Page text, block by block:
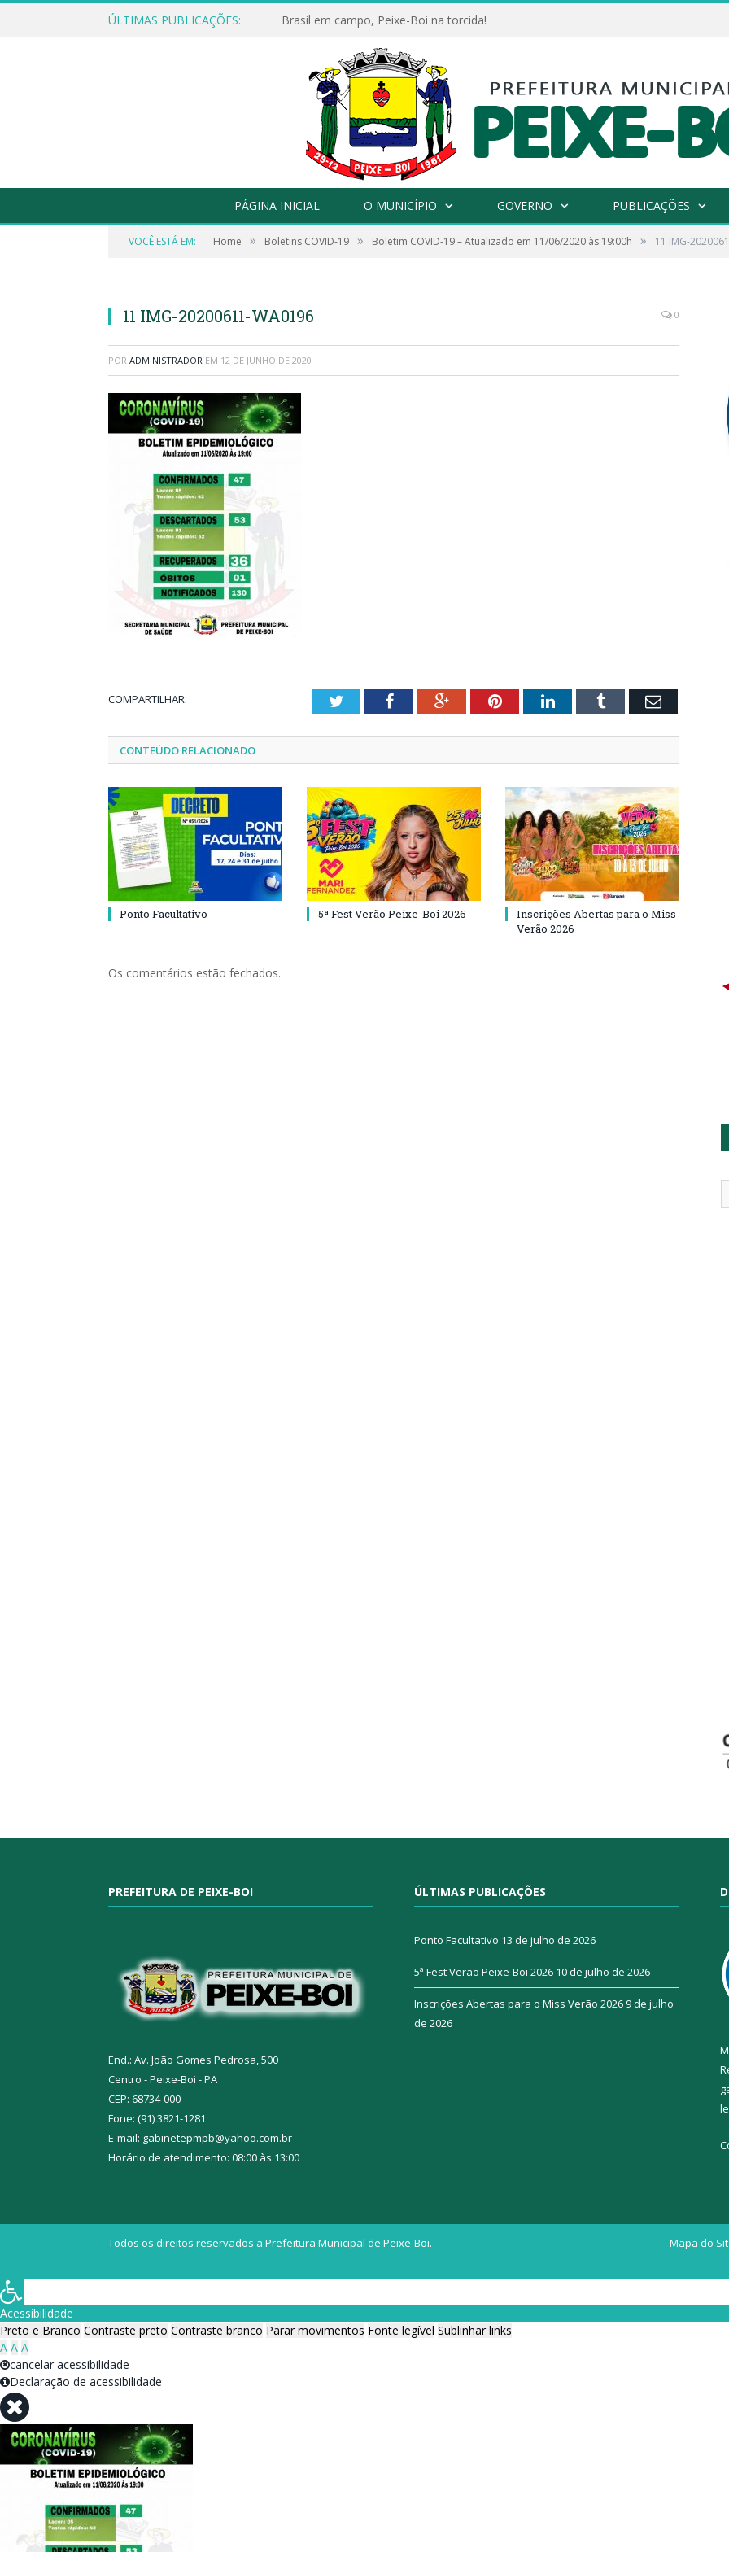
ÚLTIMAS PUBLICAÇÕES: Brasil em campo, Peixe-Boi na torcida!
PÁGINA INICIAL O MUNICÍPIO GOVERNO PUBLICAÇÕES
VOCÊ ESTÁ EM: Home » Boletins COVID-19 » Boletim COVID-19 – Atualizado em 11/06/2020 às 19:00h » 11 IMG-
11 IMG-20200611-WA0196 0
POR ADMINISTRADOR EM 12 DE JUNHO DE 2020
COMPARTILHAR: TwitterFacebookGoogle+PinterestLinkedInTumblr Email
CONTEÚDO RELACIONADO
Ponto Facultativo 5ª Fest Verão Peixe-Boi 2026
Inscrições Abertas para o Miss
Verão 2026
Os comentários estão fechados.
PREFEITURA DE PEIXE-BOI
End.: Av. João Gomes Pedrosa, 500
Centro - Peixe-Boi - PA
CEP: 68734-000
Fone: (91) 3821-1281
E-mail: gabinetepmpb@yahoo.com.br
Horário de atendimento: 08:00 às 13:00
ÚLTIMAS PUBLICAÇÕES
Ponto Facultativo 13 de julho de 2026
5ª Fest Verão Peixe-Boi 2026 10 de julho de 2026
Inscrições Abertas para o Miss Verão 20269 de julho
de 2026
Todos os direitos reservados a Prefeitura Municipal de Peixe-Boi. Mapa do
Acessibilidade
Preto e Branco Contraste preto Contraste branco Parar movimentos Fonte legível Sublinhar links
A A A
cancelar acessibilidade
Declaração de acessibilidade